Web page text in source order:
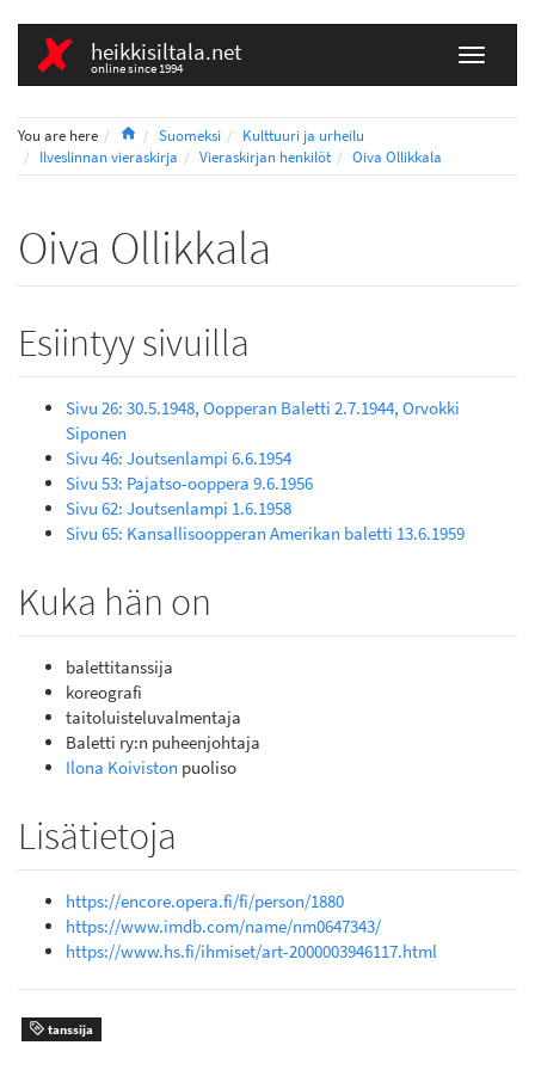
heikkisiltala.net
online since 1994
You are here HomeSuomeksi
Kulttuuri ja urheilu
Ilveslinnan vieraskirja
Vieraskirjan henkilöt Oiva Ollikkala
Oiva Ollikkala
Esiintyy sivuilla
Sivu 26: 30.5.1948, Oopperan Baletti 2.7.1944, Orvokki
Siponen
Sivu 46: Joutsenlampi 6.6.1954
Sivu 53: Pajatso-ooppera 9.6.1956
Sivu 62: Joutsenlampi 1.6.1958
Sivu 65: Kansallisoopperan Amerikan baletti 13.6.1959
Kuka hän on
balettitanssija
koreografi
taitoluisteluvalmentaja
Baletti ry:n puheenjohtaja
Ilona Koiviston puoliso
Lisätietoja
https://encore.opera.fi/fi/person/1880
https://www.imdb.com/name/nm0647343/
https://www.hs.fi/ihmiset/art-2000003946117.html
tanssija